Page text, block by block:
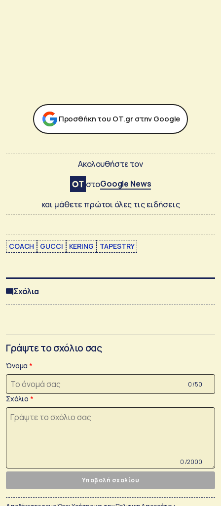
Προσθήκη του ΟΤ.gr στην Google
Ακολουθήστε τον
στοGoogle News
και μάθετε πρώτοι όλες τις ειδήσεις
COACH GUCCI KERING TAPESTRY
Σχόλια
Γράψτε το σχόλιο σας
Όνομα
0 /50
Σχόλιο
0 /2000
Υποβολή σχολίου